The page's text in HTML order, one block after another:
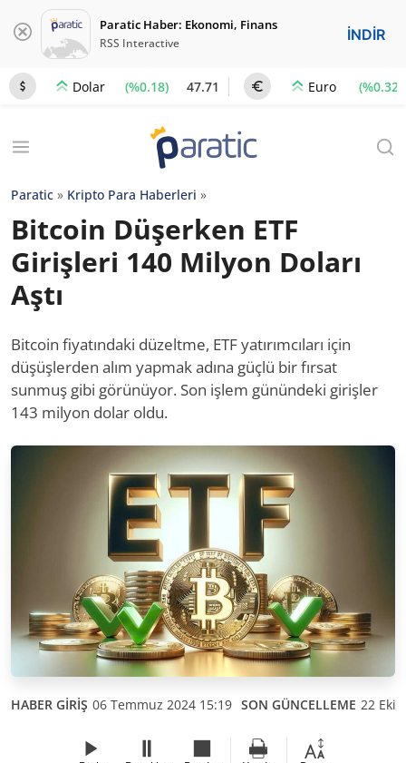
Paratic Haber: Ekonomi, Finans
RSS Interactive İNDİR
Dolar (%0.18) 47.71 Euro (%0.32)
Paratic » Kripto Para Haberleri »
Bitcoin Düşerken ETF
Girişleri 140 Milyon Doları
Aştı
Bitcoin fiyatındaki düzeltme, ETF yatırımcıları için
düşüşlerden alım yapmak adına güçlü bir fırsat
sunmuş gibi görünüyor. Son işlem günündeki girişler
143 milyon dolar oldu.
HABER GİRİŞ 06 Temmuz 2024 15:19 SON GÜNCELLEME 22